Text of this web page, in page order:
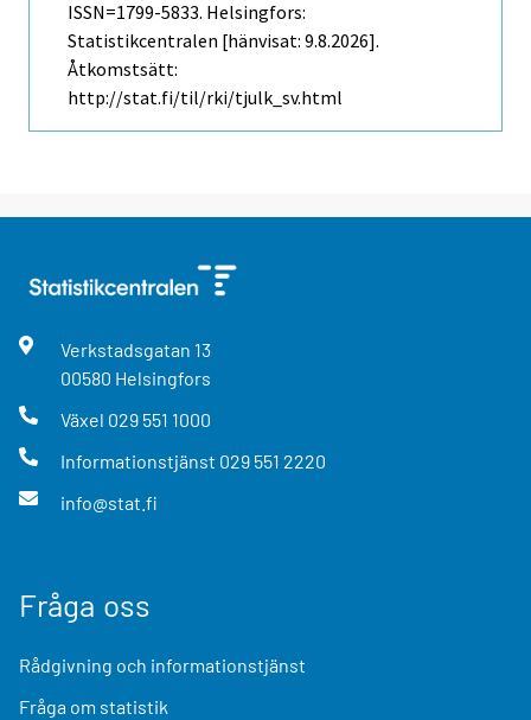
ISSN=1799-5833. Helsingfors:
Statistikcentralen [hänvisat: 9.8.2026].
Åtkomstsätt:
http://stat.fi/til/rki/tjulk_sv.html
Verkstadsgatan 13
00580 Helsingfors
Växel 029 551 1000
Informationstjänst 029 551 2220
info@stat.fi
Fråga oss
Rådgivning och informationstjänst
Fråga om statistik